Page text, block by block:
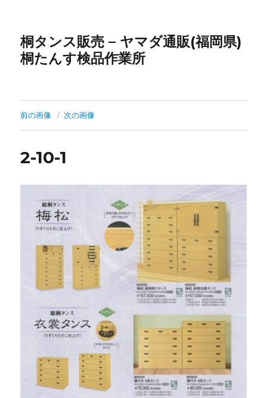
桐タンス販売 – ヤマダ通販(福岡県)
桐たんす検品作業所
前の画像 次の画像
2-10-1